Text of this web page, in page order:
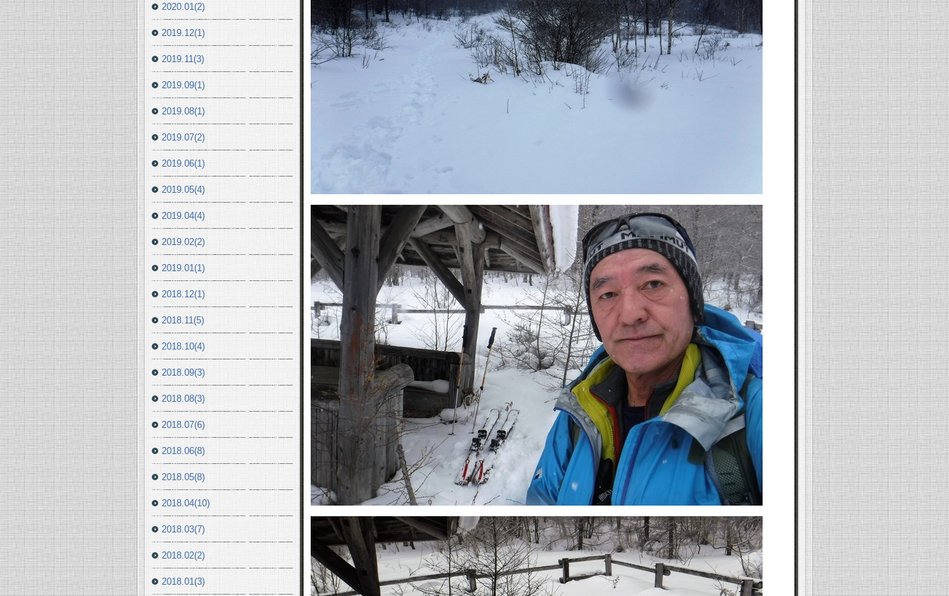
2020.01(2)
2019.12(1)
2019.11(3)
2019.09(1)
2019.08(1)
2019.07(2)
2019.06(1)
2019.05(4)
2019.04(4)
2019.02(2)
2019.01(1)
2018.12(1)
2018.11(5)
2018.10(4)
2018.09(3)
2018.08(3)
2018.07(6)
2018.06(8)
2018.05(8)
2018.04(10)
2018.03(7)
2018.02(2)
2018.01(3)